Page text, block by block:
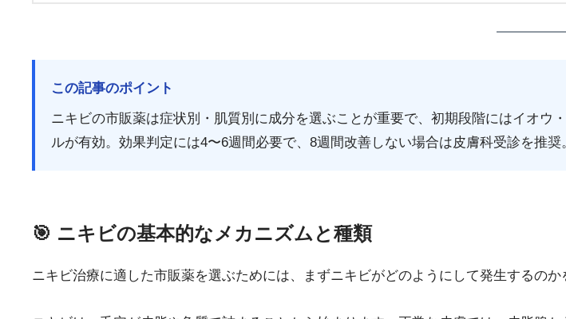
この記事のポイント
ニキビの市販薬は症状別・肌質別に成分を選ぶことが重要で、初期段階にはイオ
ルが有効。効果判定には4〜6週間必要で、8週間改善しない場合は皮膚科受診を推奨
🎯 ニキビの基本的なメカニズムと種類
ニキビ治療に適した市販薬を選ぶためには、まずニキビがどのようにして発生するのか